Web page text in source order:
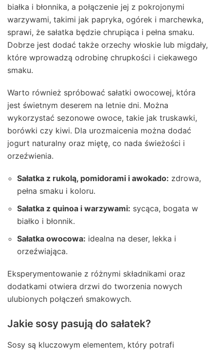
białka i błonnika, a połączenie jej z pokrojonymi
warzywami, takimi jak papryka, ogórek i marchewka,
sprawi, że sałatka będzie chrupiąca i pełna smaku.
Dobrze jest dodać także orzechy włoskie lub migdały,
które wprowadzą odrobinę chrupkości i ciekawego
smaku.
Warto również spróbować sałatki owocowej, która
jest świetnym deserem na letnie dni. Można
wykorzystać sezonowe owoce, takie jak truskawki,
borówki czy kiwi. Dla urozmaicenia można dodać
jogurt naturalny oraz miętę, co nada świeżości i
orzeźwienia.
Sałatka z rukolą, pomidorami i awokado: zdrowa,
pełna smaku i koloru.
Sałatka z quinoa i warzywami: sycąca, bogata w
białko i błonnik.
Sałatka owocowa: idealna na deser, lekka i
orzeźwiająca.
Eksperymentowanie z różnymi składnikami oraz
dodatkami otwiera drzwi do tworzenia nowych
ulubionych połączeń smakowych.
Jakie sosy pasują do sałatek?
Sosy są kluczowym elementem, który potrafi